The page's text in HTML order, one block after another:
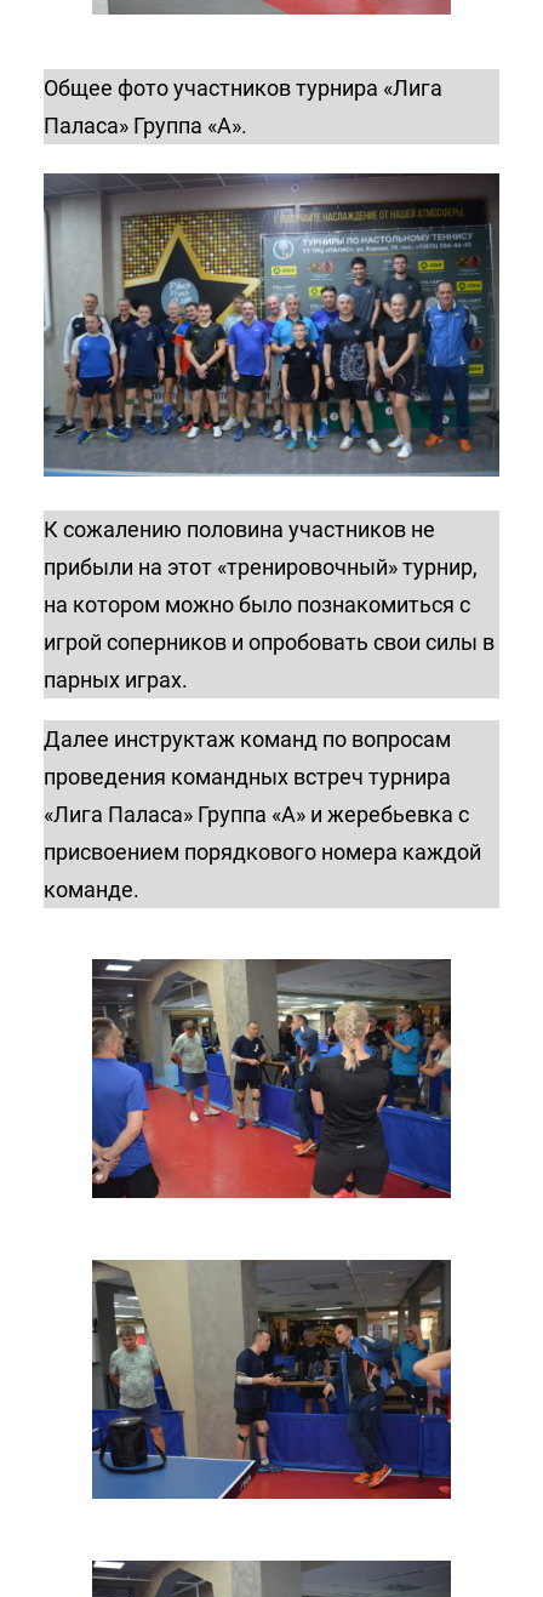
Общее фото участников турнира «Лига
Паласа» Группа «А».
К сожалению половина участников не
прибыли на этот «тренировочный» турнир,
на котором можно было познакомиться с
игрой соперников и опробовать свои силы в
парных играх.
Далее инструктаж команд по вопросам
проведения командных встреч турнира
«Лига Паласа» Группа «А» и жеребьевка с
присвоением порядкового номера каждой
команде.